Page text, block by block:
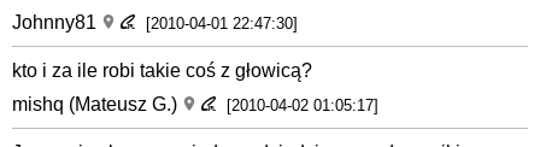
Johnny81
[2010-04-01 22:47:30]
kto i za ile robi takie coś z głowicą?
mishq (Mateusz G.)
[2010-04-02 01:05:17]